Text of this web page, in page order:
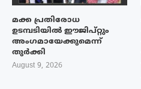
മക്ക പ്രതിരോധ
ഉടമ്പടിയിൽ ഈജിപ്റ്റും
അംഗമായേക്കുമെന്ന്
തുർക്കി
August 9, 2026